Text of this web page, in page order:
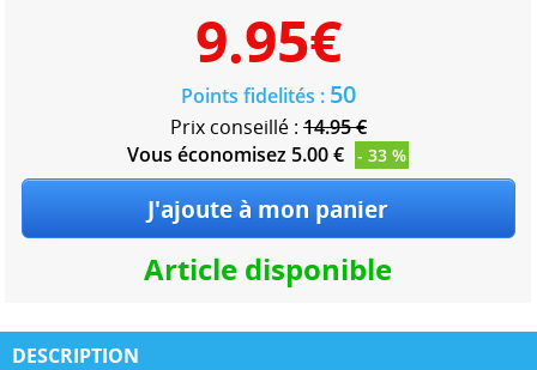
9.95€
Points fidelités : 50
Prix conseillé : 14.95 €
Vous économisez 5.00 €
- 33 %
Article disponible
DESCRIPTION